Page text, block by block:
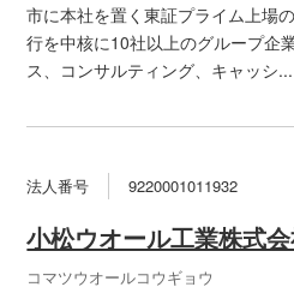
市に本社を置く東証プライム上場
行を中核に10社以上のグループ企
ス、コンサルティング、キャッシ...
法人番号 9220001011932
小松ウオール工業株式
コマツウオールコウギョウ